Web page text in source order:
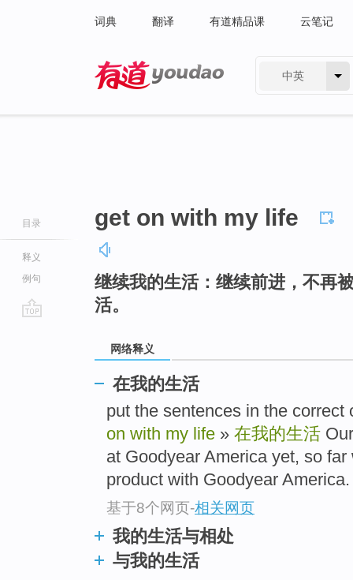
词典 翻译 有道精品课 云笔记
中英
目录
释义
例句
get on with my life
继续我的生活：继续前进，不再
活。
网络释义
在我的生活
put the sentences in the
on with my life » 在我的生活
at Goodyear America yet, so
product with Goodyear America.
基于8个网页-相关网页
我的生活与相处
与我的生活